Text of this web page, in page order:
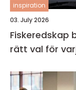
inspiration
03. July 2026
Fiskeredskap blekinge
rätt val för